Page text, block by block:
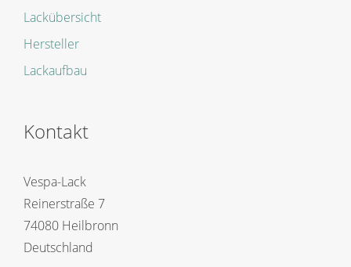
Lackübersicht
Hersteller
Lackaufbau
Kontakt
Vespa-Lack
Reinerstraße 7
74080 Heilbronn
Deutschland